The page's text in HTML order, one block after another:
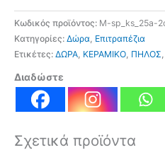
Κωδικός προϊόντος: M-sp_ks_25a-
Κατηγορίες: Δώρα, Επιτραπέζια
Ετικέτες: ΔΩΡΑ, ΚΕΡΑΜΙΚΟ, ΠΗΛΟΣ,
Διαδώστε
Σχετικά προϊόντα